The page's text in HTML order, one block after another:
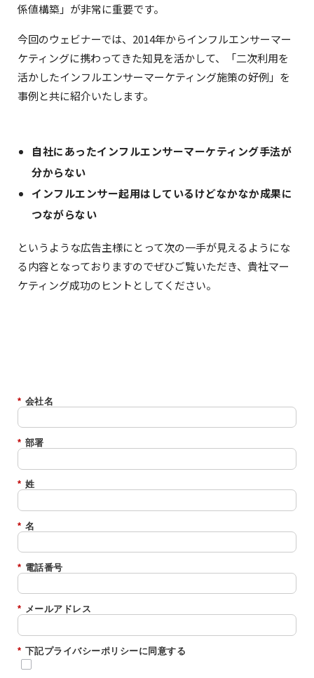
係値構築」が非常に重要です。
今回のウェビナーでは、2014年からインフルエンサーマー
ケティングに携わってきた知見を活かして、「二次利用を
活かしたインフルエンサーマーケティング施策の好例」を
事例と共に紹介いたします。
自社にあったインフルエンサーマーケティング手法が
分からない
インフルエンサー起用はしているけどなかなか成果に
つながらない
というような広告主様にとって次の一手が見えるようにな
る内容となっておりますのでぜひご覧いただき、貴社マー
ケティング成功のヒントとしてください。
* 会社名
* 部署
* 姓
* 名
* 電話番号
* メールアドレス
* 下記プライバシーポリシーに同意する